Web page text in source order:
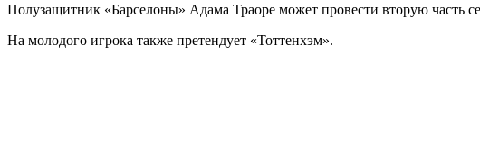
Полузащитник «Барселоны» Адама Траоре может провести вторую часть
На молодого игрока также претендует «Тоттенхэм».